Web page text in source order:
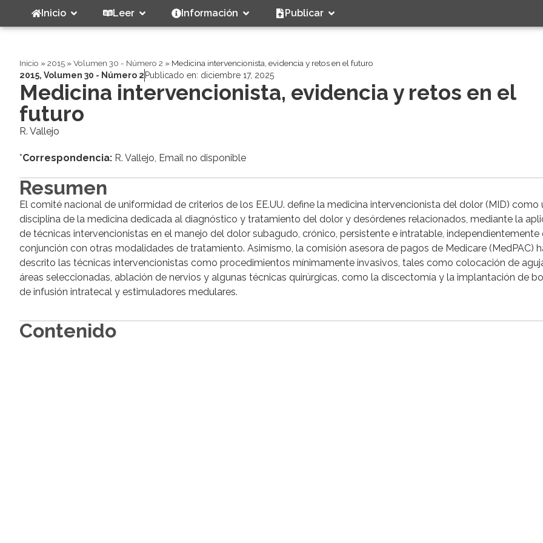
Inicio Leer Información Publicar
Inicio »2015 »Volumen 30 - Número 2 » Medicina intervencionista, evidencia y retos en el futuro
2015, Volumen 30 - Número 2 Publicado en: diciembre 17, 2025
Medicina intervencionista, evidencia y retos en el
futuro
R. Vallejo
*Correspondencia: R. Vallejo, Email no disponible
Resumen
El comité nacional de uniformidad de criterios de los EE.UU. define la medicina intervencionista del dolor (MID) como
disciplina de la medicina dedicada al diagnóstico y tratamiento del dolor y desórdenes relacionados, mediante la
de técnicas intervencionistas en el manejo del dolor subagudo, crónico, persistente e intratable, independientemente
conjunción con otras modalidades de tratamiento. Asimismo, la comisión asesora de pagos de Medicare (MedPAC)
descrito las técnicas intervencionistas como procedimientos mínimamente invasivos, tales como colocación de
áreas seleccionadas, ablación de nervios y algunas técnicas quirúrgicas, como la discectomía y la implantación de
de infusión intratecal y estimuladores medulares.
Contenido